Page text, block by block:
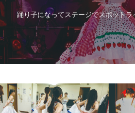
踊り子になってステージでスポットラ